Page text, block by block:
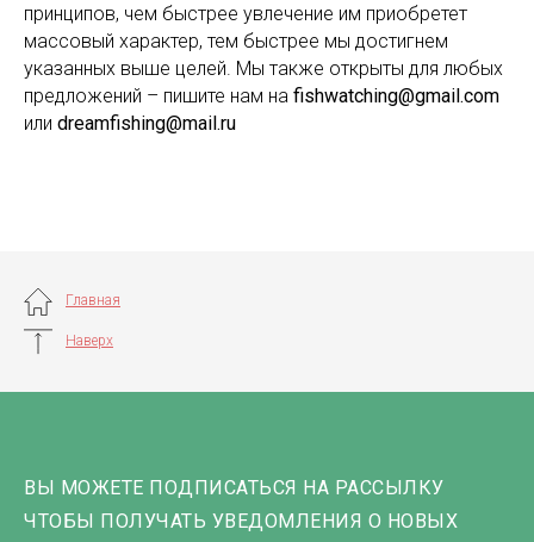
принципов, чем быстрее увлечение им приобретет
массовый характер, тем быстрее мы достигнем
указанных выше целей. Мы также открыты для любых
предложений – пишите нам на fishwatching@gmail.com
или dreamfishing@mail.ru
Главная
Наверх
ВЫ МОЖЕТЕ ПОДПИСАТЬСЯ НА РАССЫЛКУ
ЧТОБЫ ПОЛУЧАТЬ УВЕДОМЛЕНИЯ О НОВЫХ